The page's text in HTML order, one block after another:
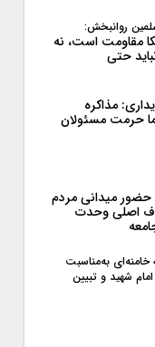
روانبخش:
مقاومت است، نه
حتی
مذاکره
حرمت مسئولان
میدانی مردم
اصلی وحدت
خامنه‌ای به‌مناسبت
شهید و تبیین